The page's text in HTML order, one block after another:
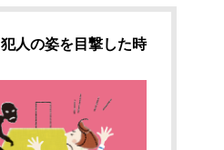
犯人の姿を目撃した時